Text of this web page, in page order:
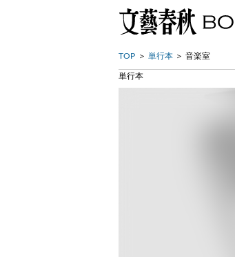
TOP 単行本 音楽室
単行本